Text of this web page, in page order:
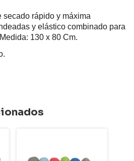
secado rápido y máxima
y elástico combinado para
130 x 80 Cm.